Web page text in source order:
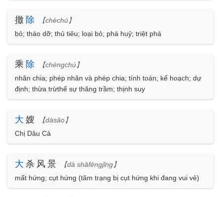
撤 除
【chèchú】
bỏ; tháo dỡ; thủ tiêu; loại bỏ; phá huỷ; triệt phá
乘 除
【chéngchú】
nhân chia; phép nhân và phép chia; tính toán; kế hoạch; dự
định; thừa trừthế sự thăng trầm; thịnh suy
大 嫂
【dàsǎo】
Chị Dâu Cả
大 杀风景
【dà shāfēngjǐng】
mất hứng; cụt hứng (tâm trạng bị cụt hứng khi đang vui vẻ)